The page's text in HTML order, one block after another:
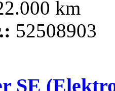
km
52508903
SE